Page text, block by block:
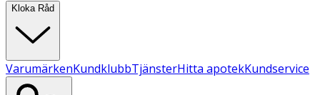
Kloka Råd
VarumärkenKundklubbTjänsterHitta apotekKundservice